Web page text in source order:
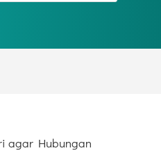
agar Hubungan